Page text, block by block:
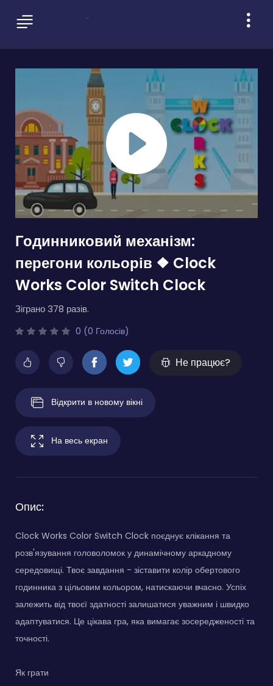
Годинниковий механізм:
перегони кольорів ❖ Clock
Works Color Switch Clock
Зіграно 378 разів.
0 (0 Голосів)
Не працює?
Відкрити в новому вікні
На весь екран
Опис:
Clock Works Color Switch Clock поєднує клікання та
розв'язування головоломок у динамічному аркадному
середовищі. Твоє завдання - зіставити колір обертового
годинника з цільовим кольором, натискаючи вчасно. Успіх
залежить від твоєї здатності залишатися уважним і швидко
адаптуватися. Це цікава гра, яка вимагає зосередженості та
точності.
Як грати